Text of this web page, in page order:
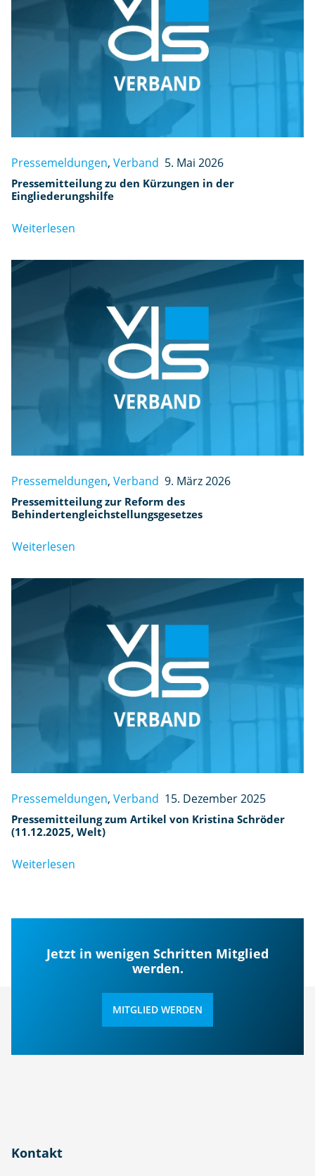
Pressemeldungen, Verband 5. Mai 2026
Pressemitteilung zu den Kürzungen in der
Eingliederungshilfe
Weiterlesen
Pressemeldungen, Verband 9. März 2026
Pressemitteilung zur Reform des
Behindertengleichstellungsgesetzes
Weiterlesen
Pressemeldungen, Verband 15. Dezember 2025
Pressemitteilung zum Artikel von Kristina Schröder
(11.12.2025, Welt)
Weiterlesen
Jetzt in wenigen Schritten Mitglied
werden.
MITGLIED WERDEN
Kontakt